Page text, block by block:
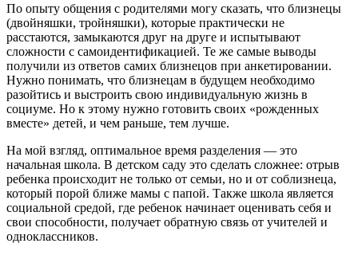
По опыту общения с родителями могу сказать, что близнецы
(двойняшки, тройняшки), которые практически не
расстаются, замыкаются друг на друге и испытывают
сложности с самоидентификацией. Те же самые выводы
получили из ответов самих близнецов при анкетировании.
Нужно понимать, что близнецам в будущем необходимо
разойтись и выстроить свою индивидуальную жизнь в
социуме. Но к этому нужно готовить своих «рожденных
вместе» детей, и чем раньше, тем лучше.
На мой взгляд, оптимальное время разделения — это
начальная школа. В детском саду это сделать сложнее: отрыв
ребенка происходит не только от семьи, но и от соблизнеца,
который порой ближе мамы с папой. Также школа является
социальной средой, где ребенок начинает оценивать себя и
свои способности, получает обратную связь от учителей и
одноклассников.